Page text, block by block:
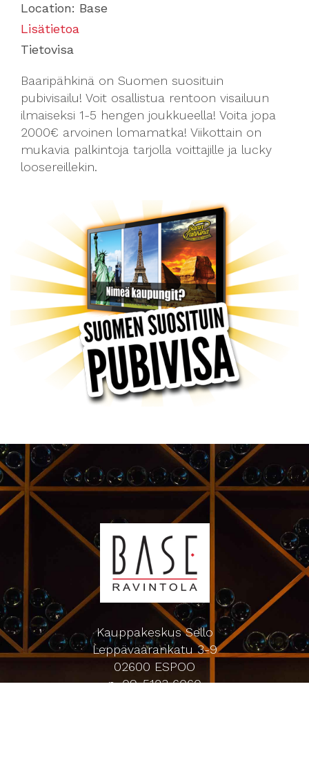
Location: Base
Lisätietoa
Tietovisa
Baaripähkinä on Suomen suosituin
pubivisailu! Voit osallistua rentoon visailuun
ilmaiseksi 1-5 hengen joukkueella! Voita jopa
2000€ arvoinen lomamatka! Viikottain on
mukavia palkintoja tarjolla voittajille ja lucky
loosereillekin.
Kauppakeskus Sello
Leppävaarankatu 3-9
02600 ESPOO
p. 09-5123 6060